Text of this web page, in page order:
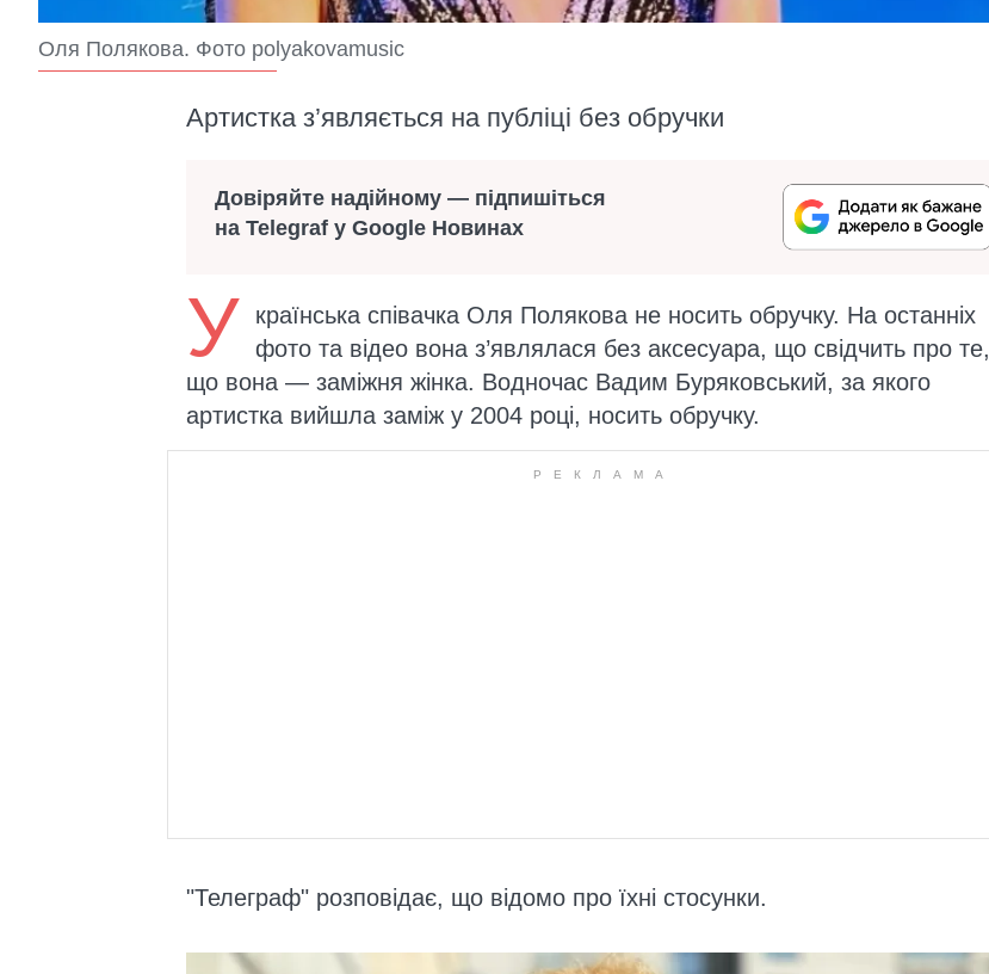
Оля Полякова. Фото polyakovamusic
Артистка з’являється на публіці без обручки
Довіряйте надійному — підпишіться
на Telegraf у Google Новинах
У
країнська співачка Оля Полякова не носить обручку. На останніх
фото та відео вона з’являлася без аксесуара, що свідчить про те,
що вона — заміжня жінка. Водночас Вадим Буряковський, за якого
артистка вийшла заміж у 2004 році, носить обручку.
"Телеграф" розповідає, що відомо про їхні стосунки.